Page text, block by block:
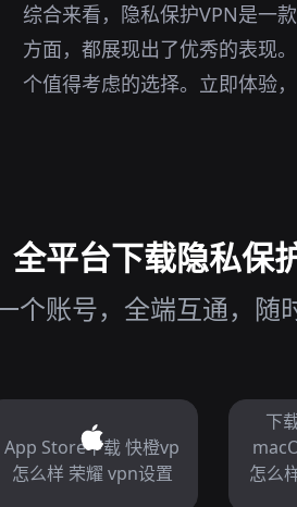
综合来看，隐私保护VPN是一
方面，都展现出了优秀的表现
个值得考虑的选择。立即体验
全平台下载隐私保
个账号，全端互通，随
App Store下载 快橙vp
怎么样 荣耀 vpn设置
下
怎么